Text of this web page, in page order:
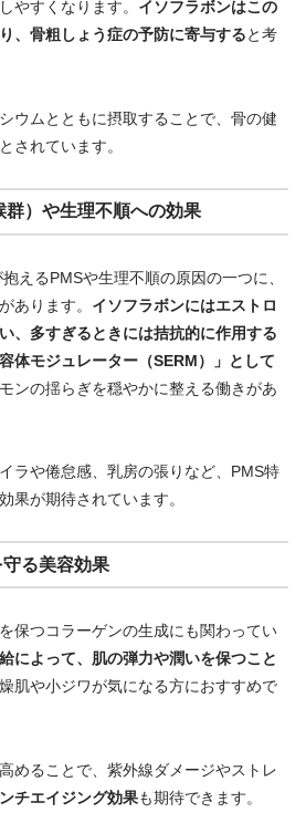
やすくなります。 イソフラボンはこの
、骨粗しょう症の予防に寄与すると考
ウムとともに摂取することで、骨の健
されています。
）や生理不順への効果
えるPMSや生理不順の原因の一つに、
あります。 イソフラボンにはエストロ
、多すぎるときには拮抗的に作用する
体モジュレーター（SERM）」として
ンの揺らぎを穏やかに整える働きがあ
ラや倦怠感、乳房の張りなど、PMS特
果が期待されています。
る美容効果
保つコラーゲンの生成にも関わってい
によって、肌の弾力や潤いを保つこと
肌や小ジワが気になる方におすすめで
めることで、紫外線ダメージやストレ
チエイジング効果も期待できます。